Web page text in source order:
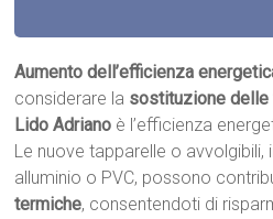
Aumento dell’efficienza
considerare la sostituzione delle
Lido Adriano è l’efficienza
Le nuove tapparelle o avvolgibili,
alluminio o PVC, possono
termiche, consentendoti di